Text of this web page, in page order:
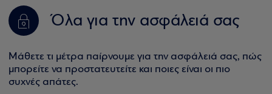
Όλα για την ασφάλειά σας
Μάθετε τι μέτρα παίρνουμε για την ασφάλειά σας, πώς
μπορείτε να προστατευτείτε και ποιες είναι οι πιο
συχνές απάτες.